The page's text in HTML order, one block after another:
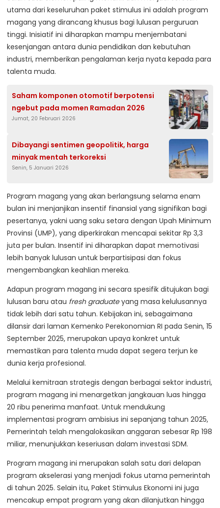
utama dari keseluruhan paket stimulus ini adalah program
magang yang dirancang khusus bagi lulusan perguruan
tinggi. Inisiatif ini diharapkan mampu menjembatani
kesenjangan antara dunia pendidikan dan kebutuhan
industri, memberikan pengalaman kerja nyata kepada para
talenta muda.
Saham komponen otomotif berpotensi
ngebut pada momen Ramadan 2026
Jumat, 20 Februari 2026
Dibayangi sentimen geopolitik, harga
minyak mentah terkoreksi
Senin, 5 Januari 2026
Program magang yang akan berlangsung selama enam
bulan ini menjanjikan insentif finansial yang signifikan bagi
pesertanya, yakni uang saku setara dengan Upah Minimum
Provinsi (UMP), yang diperkirakan mencapai sekitar Rp 3,3
juta per bulan. Insentif ini diharapkan dapat memotivasi
lebih banyak lulusan untuk berpartisipasi dan fokus
mengembangkan keahlian mereka.
Adapun program magang ini secara spesifik ditujukan bagi
lulusan baru atau fresh graduateyang masa kelulusannya
tidak lebih dari satu tahun. Kebijakan ini, sebagaimana
dilansir dari laman Kemenko Perekonomian RI pada Senin, 15
September 2025, merupakan upaya konkret untuk
memastikan para talenta muda dapat segera terjun ke
dunia kerja profesional.
Melalui kemitraan strategis dengan berbagai sektor industri,
program magang ini menargetkan jangkauan luas hingga
20 ribu penerima manfaat. Untuk mendukung
implementasi program ambisius ini sepanjang tahun 2025,
Pemerintah telah mengalokasikan anggaran sebesar Rp 198
miliar, menunjukkan keseriusan dalam investasi SDM.
Program magang ini merupakan salah satu dari delapan
program akselerasi yang menjadi fokus utama pemerintah
di tahun 2025. Selain itu, Paket Stimulus Ekonomi ini juga
mencakup empat program yang akan dilanjutkan hingga